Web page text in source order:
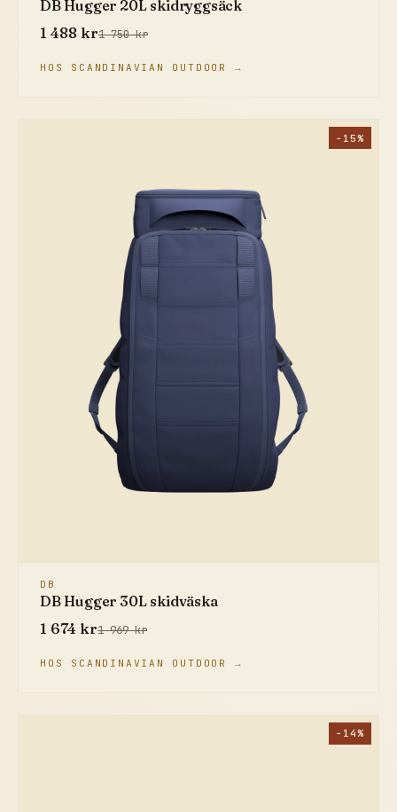
DB Hugger 20L skidryggsäck
1 488 kr1 750 kr
HOS SCANDINAVIAN OUTDOOR →
−15%
DB
DB Hugger 30L skidväska
1 674 kr1 969 kr
HOS SCANDINAVIAN OUTDOOR →
−14%